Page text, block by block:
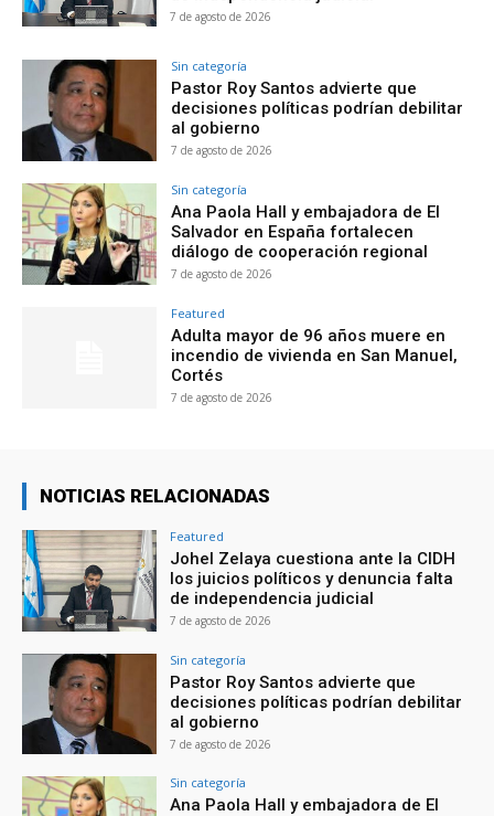
7 de agosto de 2026
Sin categoría
Pastor Roy Santos advierte que
decisiones políticas podrían debilitar
al gobierno
7 de agosto de 2026
Sin categoría
Ana Paola Hall y embajadora de El
Salvador en España fortalecen
diálogo de cooperación regional
7 de agosto de 2026
Featured
Adulta mayor de 96 años muere en
incendio de vivienda en San Manuel,
Cortés
7 de agosto de 2026
NOTICIAS RELACIONADAS
Featured
Johel Zelaya cuestiona ante la CIDH
los juicios políticos y denuncia falta
de independencia judicial
7 de agosto de 2026
Sin categoría
Pastor Roy Santos advierte que
decisiones políticas podrían debilitar
al gobierno
7 de agosto de 2026
Sin categoría
Ana Paola Hall y embajadora de El